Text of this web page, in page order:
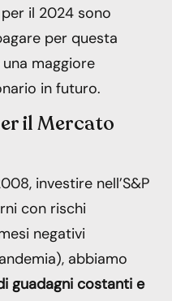
il 2024 sono
per questa
maggiore
in futuro.
il Mercato
investire nell’S&P
con rischi
negativi
abbiamo
guadagni costanti e